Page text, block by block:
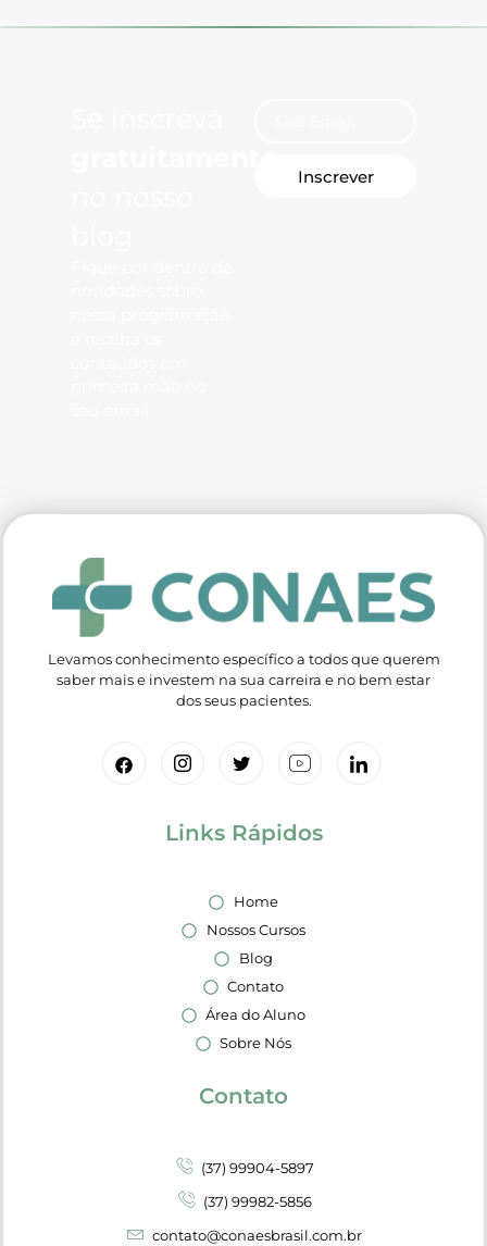
Inscrever
Levamos conhecimento específico a todos que querem
saber mais e investem na sua carreira e no bem estar
dos seus pacientes.
Links Rápidos
Home
Nossos Cursos
Blog
Contato
Área do Aluno
Sobre Nós
Contato
(37) 99904-5897
(37) 99982-5856
contato@conaesbrasil.com.br